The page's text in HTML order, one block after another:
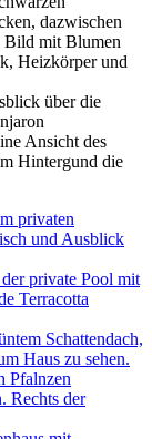
dazwischen
Bild mit Blumen
Heizkörper und
über die
Ansicht des
Hintergund die